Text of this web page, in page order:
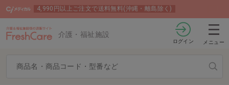
4,990円以上ご注文で送料無料(沖縄・離島除く)
介護・福祉施設
ログイン メニュー